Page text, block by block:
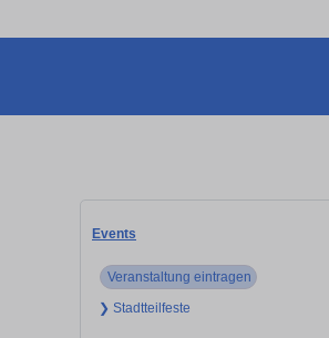
Events
Veranstaltung eintragen
❯ Stadtteilfeste